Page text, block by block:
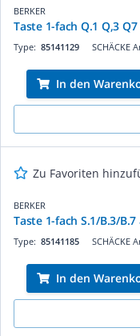
BERKER
Taste 1-fach Q.1 Q,3
SCHÄCKE
Type: 85141129
In den
Zu Favoriten
BERKER
Taste 1-fach S.1/B.3/
SCHÄCKE
Type: 85141185
In den